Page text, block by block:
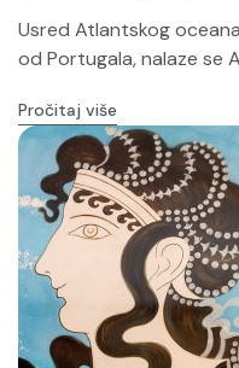
Usred Atlantskog
od Portugala, nalaze se
Pročitaj više